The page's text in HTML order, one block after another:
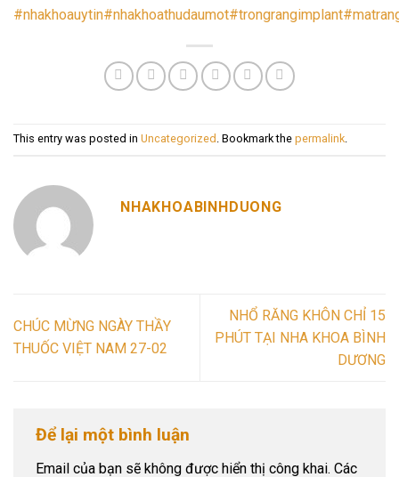
#nhakhoauytin#nhakhoathudaumot#trongrangimplant
This entry was posted in Uncategorized . Bookmark the permalink.
NHAKHOABINHDUONG
CHÚC MỪNG NGÀY THẦY
THUỐC VIỆT NAM 27-02
NHỔ RĂNG KHÔN CHỈ 15
PHÚT TẠI NHA KHOA BÌNH
DƯƠNG
Để lại một bình luận
Email của bạn sẽ không được hiển thị công khai. Các